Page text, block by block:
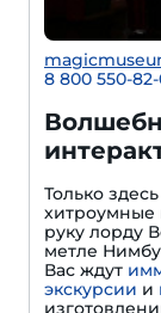
8 800 550-
Только
хитроумные
руку лорду
метле
Вас ждут
экскурсии и